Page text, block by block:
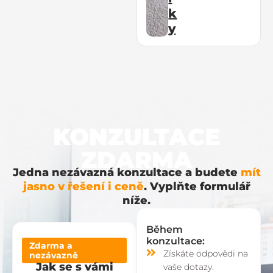
k
y
ZDARMA
Jedna nezávazná konzultace a budete mít
jasno v řešení i ceně. Vyplňte formulář
níže.
Zdarma a
nezávazně
Jak se s vámi
Během
konzultace:
Získáte odpovědi na
vaše dotazy.